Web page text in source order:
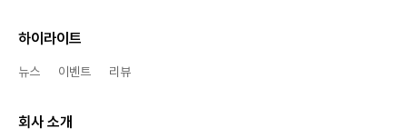
하이라이트
뉴스 이벤트 리뷰
회사 소개